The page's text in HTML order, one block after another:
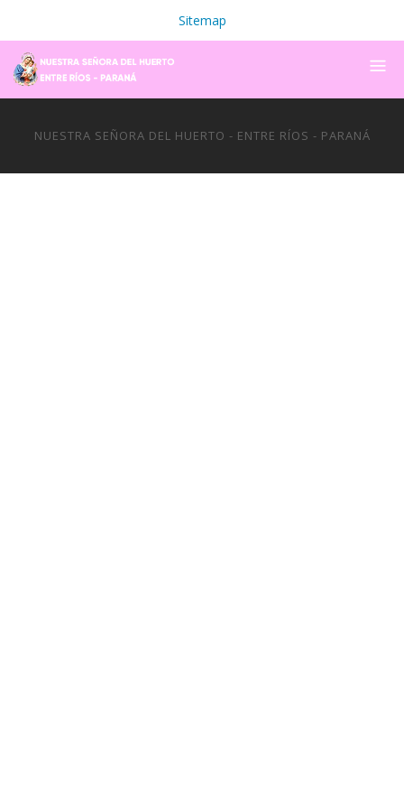
Sitemap
NUESTRA SEÑORA DEL HUERTO - ENTRE RÍOS - PARANÁ